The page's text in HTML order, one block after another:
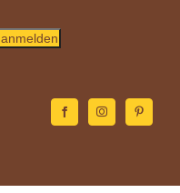
anmelden